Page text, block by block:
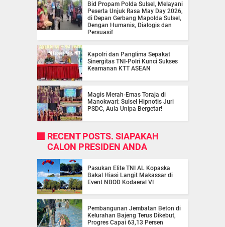
Bid Propam Polda Sulsel, Melayani
Peserta Unjuk Rasa May Day 2026,
di Depan Gerbang Mapolda Sulsel,
Dengan Humanis, Dialogis dan
Persuasif
Kapolri dan Panglima Sepakat
Sinergitas TNI-Polri Kunci Sukses
Keamanan KTT ASEAN
Magis Merah-Emas Toraja di
Manokwari: Sulsel Hipnotis Juri
PSDC, Aula Unipa Bergetar!
RECENT POSTS. SIAPAKAH
CALON PRESIDEN ANDA
Pasukan Elite TNI AL Kopaska
Bakal Hiasi Langit Makassar di
Event NBOD Kodaeral VI
Pembangunan Jembatan Beton di
Kelurahan Bajeng Terus Dikebut,
Progres Capai 63,13 Persen